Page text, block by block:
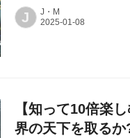
J J・M
【知って10倍楽
界の天下を取るか